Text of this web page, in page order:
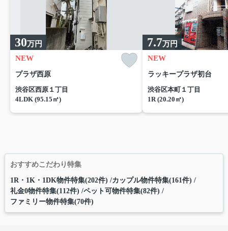
30万円
NEW
プラザ西原
渋谷区西原１丁目
4LDK (95.15㎡)
7.7万円
NEW
ラッキープラザ初台
渋谷区本町１丁目
1R (20.20㎡)
おすすめこだわり特集
1R・1K・1DK物件特集(202件) カップル物件特集(161件)
礼金0物件特集(112件) ペット可物件特集(82件)
ファミリー物件特集(70件)